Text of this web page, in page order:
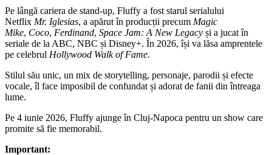
Pe lângă cariera de stand-up, Fluffy a fost starul serialului
Netflix Mr. Iglesias, a apărut în producții precum Magic
Mike, Coco, Ferdinand, Space Jam: A New Legacy și a jucat în
seriale de la ABC, NBC și Disney+. În 2026, își va lăsa amprentele
pe celebrul Hollywood Walk of Fame.
Stilul său unic, un mix de storytelling, personaje, parodii și efecte
vocale, îl face imposibil de confundat și adorat de fanii din întreaga
lume.
Pe 4 iunie 2026, Fluffy ajunge în Cluj-Napoca pentru un show care
promite să fie memorabil.
Important: